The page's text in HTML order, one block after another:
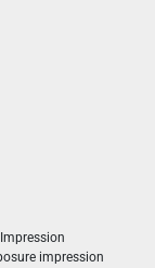
impression